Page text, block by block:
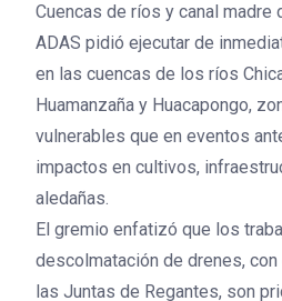
Cuencas de ríos y canal madre
ADAS pidió ejecutar de
en las cuencas de los ríos
Huamanzaña y Huacapongo,
vulnerables que en eventos
impactos en cultivos,
aledañas.
El gremio enfatizó que los
descolmatación de drenes,
las Juntas de Regantes, son